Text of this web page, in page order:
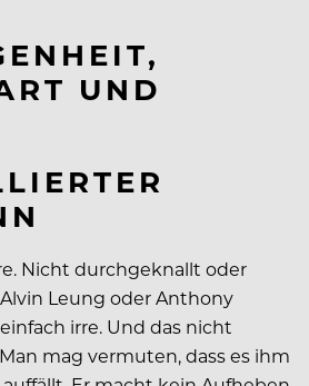
UND
Nicht durchgeknallt oder
Leung oder Anthony
irre. Und das nicht
mag vermuten, dass es ihm